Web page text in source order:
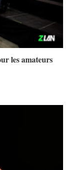
les amateurs